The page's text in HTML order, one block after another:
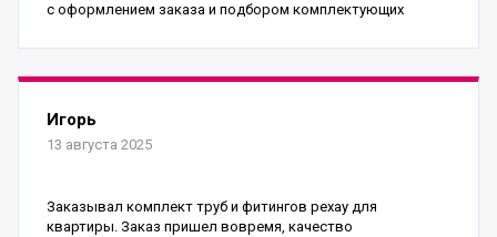
с оформлением заказа и подбором комплектующих
Игорь
13 августа 2025
Заказывал комплект труб и фитингов рехау для
квартиры. Заказ пришел вовремя, качество